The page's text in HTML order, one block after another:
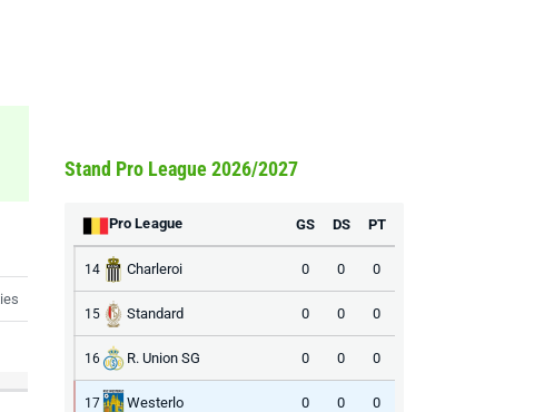
Stand Pro League 2026/2027
Pro League GS DS PT
14 Charleroi 0 0 0
15 Standard 0 0 0
16 R. Union SG 0 0 0
17 Westerlo 0 0 0